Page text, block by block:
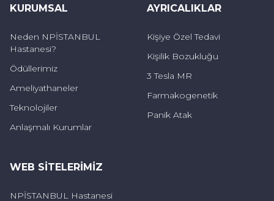
KURUMSAL
Neden NPİSTANBUL
Hastanesi?
Ödüllerimiz
Ameliyathaneler
Teknolojiler
Anlaşmalı Kurumlar
AYRICALIKLAR
Kişiye Özel Tedavi
Kişilik Bozukluğu
3 Tesla MR
Farmakogenetik
Panik Atak
WEB SITELERIMIZ
NPİSTANBUL Hastanesi